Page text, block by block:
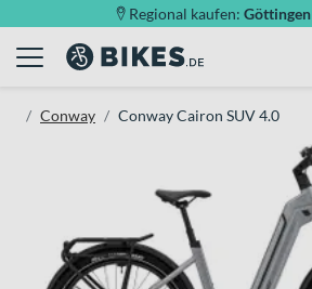
Regional kaufen: Göttingen
Conway Conway Cairon SUV 4.0